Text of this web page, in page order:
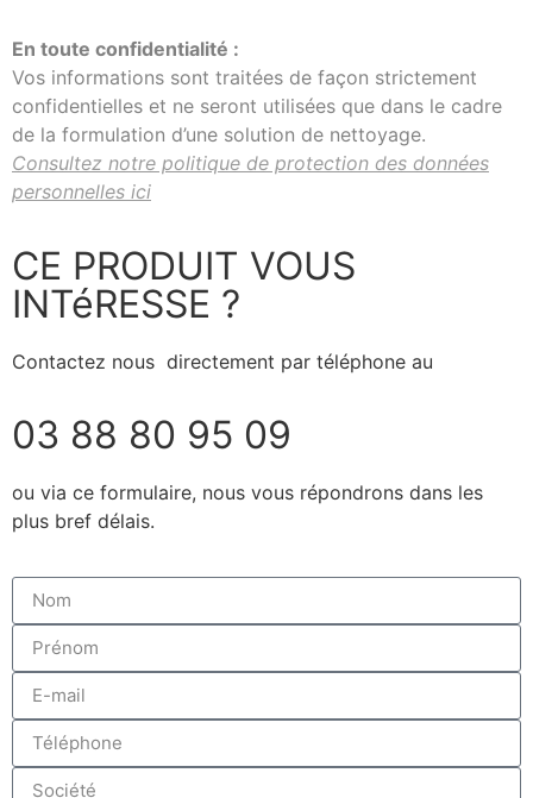
En toute confidentialité :
Vos informations sont traitées de façon strictement
confidentielles et ne seront utilisées que dans le cadre
de la formulation d’une solution de nettoyage.
Consultez notre politique de protection des données
personnelles ici
CE PRODUIT VOUS
INTéRESSE ?
Contactez nous directement par téléphone au
03 88 80 95 09
ou via ce formulaire, nous vous répondrons dans les
plus bref délais.